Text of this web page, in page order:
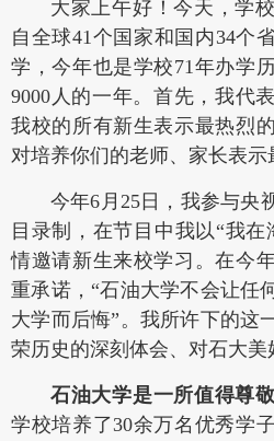
大家上午好！今天，学
自全球41个国家和国内34个
学，今年也是学校71年办学
9000人的一年。首先，我代
我校的所有新生表示最热烈
对培养你们的老师、家长表示
今年6月25日，我参与央
目录制，在节目中我以“我
情邀请新生来校学习。在今
重承诺，“石油大学不会让任
大学而后悔”。我所许下的这
荣历史的深刻体会、对石大美
石油大学是一所值得尊
学校培养了30余万名优秀学